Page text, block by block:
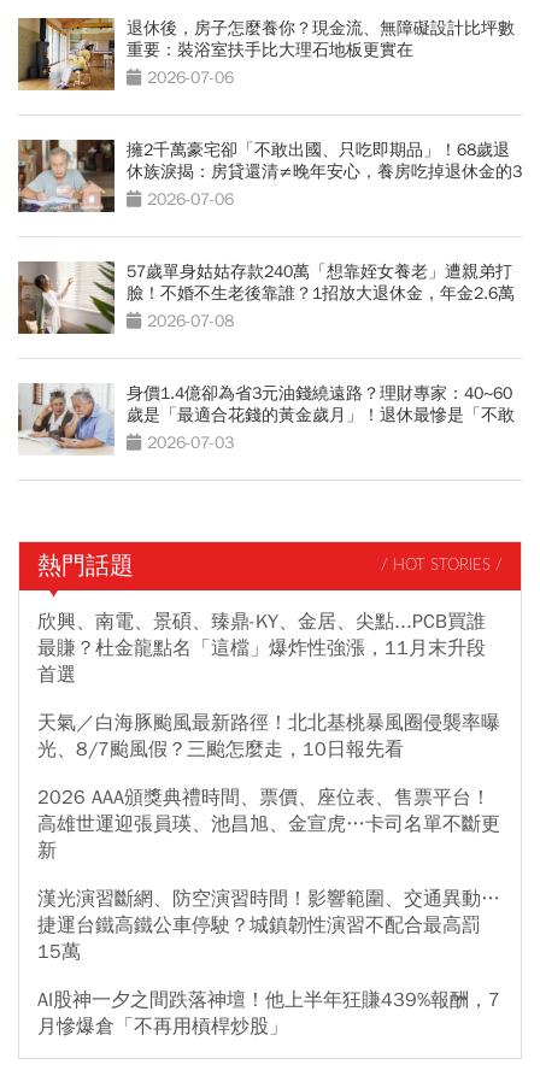
退休後，房子怎麼養你？現金流、無障礙設計比坪數
重要：裝浴室扶手比大理石地板更實在
2026-07-06
擁2千萬豪宅卻「不敢出國、只吃即期品」！68歲退
休族淚揭：房貸還清≠晚年安心，養房吃掉退休金的3
大誤算
2026-07-06
57歲單身姑姑存款240萬「想靠姪女養老」遭親弟打
臉！不婚不生老後靠誰？1招放大退休金，年金2.6萬
滾到3.7萬
2026-07-08
身價1.4億卻為省3元油錢繞遠路？理財專家：40~60
歲是「最適合花錢的黃金歲月」！退休最慘是「不敢
花錢」
2026-07-03
熱門話題 / HOT STORIES /
欣興、南電、景碩、臻鼎-KY、金居、尖點...PCB買誰
最賺？杜金龍點名「這檔」爆炸性強漲，11月末升段
首選
天氣／白海豚颱風最新路徑！北北基桃暴風圈侵襲率曝
光、8/7颱風假？三颱怎麼走，10日報先看
2026 AAA頒獎典禮時間、票價、座位表、售票平台！
高雄世運迎張員瑛、池昌旭、金宣虎…卡司名單不斷更
新
漢光演習斷網、防空演習時間！影響範圍、交通異動…
捷運台鐵高鐵公車停駛？城鎮韌性演習不配合最高罰
15萬
AI股神一夕之間跌落神壇！他上半年狂賺439%報酬，7
月慘爆倉「不再用槓桿炒股」